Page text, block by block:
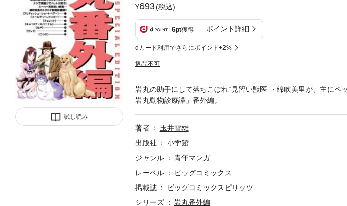
試し読み
693(税込)
6pt獲得 ポイント詳細
dカード利用でさらにポイント+2%
返品不可
岩丸の助手にして落ちこぼれ“見習い獣医”・綿吹美里が、主にペ
岩丸動物診療譚」番外編。
著者
玉井雪雄
出版社
小学館
ジャンル
青年マンガ
レーベル
ビッグコミックス
掲載誌
ビッグコミックスピリッツ
シリーズ
岩丸番外編